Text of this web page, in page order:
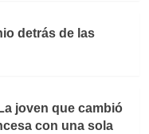
detrás de las
joven que cambió
con una sola